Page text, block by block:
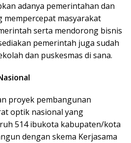
adanya pemerintahan dan
mempercepat masyarakat
serta mendorong bisnis
pemerintah juga sudah
dan puskesmas di sana.
proyek pembangunan
optik nasional yang
514 ibukota kabupaten/kota
dengan skema Kerjasama